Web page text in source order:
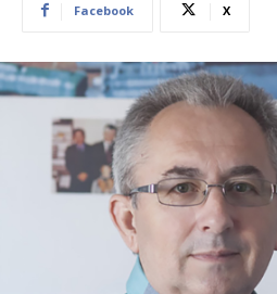
Facebook X